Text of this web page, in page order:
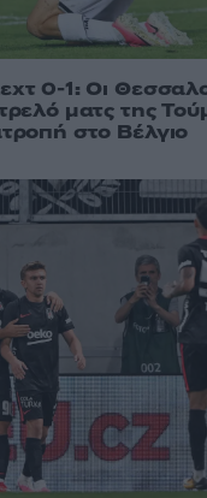
0-1: Οι
ματς της
στο Βέλγιο